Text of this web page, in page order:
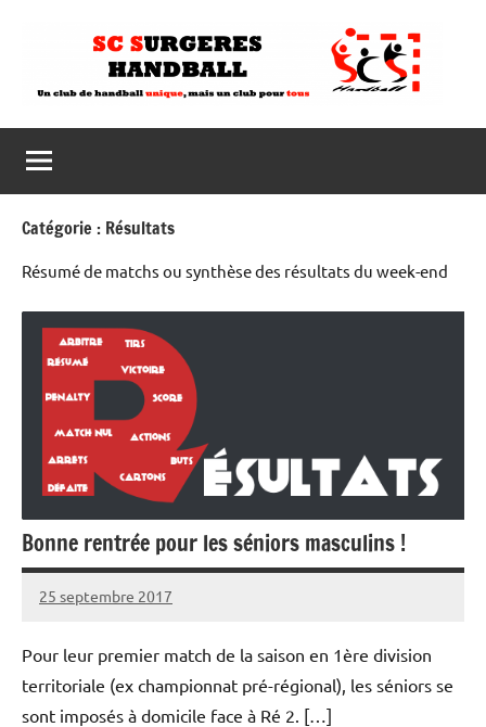
Catégorie : Résultats
Résumé de matchs ou synthèse des résultats du week-end
Bonne rentrée pour les séniors masculins !
25 septembre 2017
Damien
Aucun
Pour leur premier match de la saison en 1ère division
territoriale (ex championnat pré-régional), les séniors se
sont imposés à domicile face à Ré 2. […]